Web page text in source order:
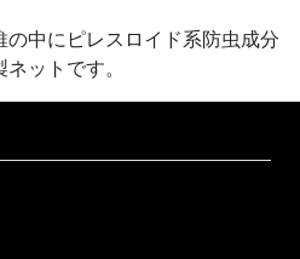
の中にピレスロイド系防虫成分
ットです。